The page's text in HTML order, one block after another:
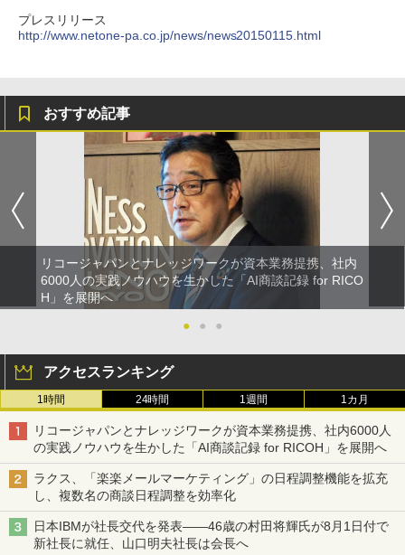
プレスリリース
http://www.netone-pa.co.jp/news/news20150115.html
おすすめ記事
リコージャパンとナレッジワークが資本業務提携、社内
6000人の実践ノウハウを生かした「AI商談記録 for RICO
H」を展開へ
●
● ●
アクセスランキング
1時間 24時間 1週間 1カ月
リコージャパンとナレッジワークが資本業務提携、社内6000人
の実践ノウハウを生かした「AI商談記録 for RICOH」を展開へ
ラクス、「楽楽メールマーケティング」の日程調整機能を拡充
し、複数名の商談日程調整を効率化
日本IBMが社長交代を発表――46歳の村田将輝氏が8月1日付で
新社長に就任、山口明夫社長は会長へ